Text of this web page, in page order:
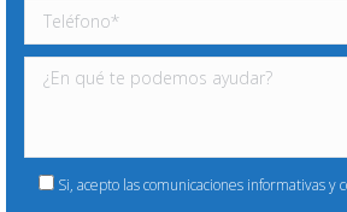
Si, acepto las comunicaciones informativas y